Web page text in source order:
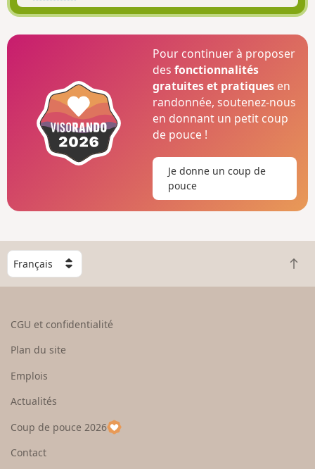
Pour continuer à proposer
desfonctionnalités
gratuites et pratiques en
randonnée, soutenez-nous
en donnant un petit coup
de pouce !
Je donne un coup de
pouce
C
h
o
e
u
p
a
R
e
CGU et confidentialité
Plan du site
Emplois
Actualités
Coup de pouce 2026
Contact